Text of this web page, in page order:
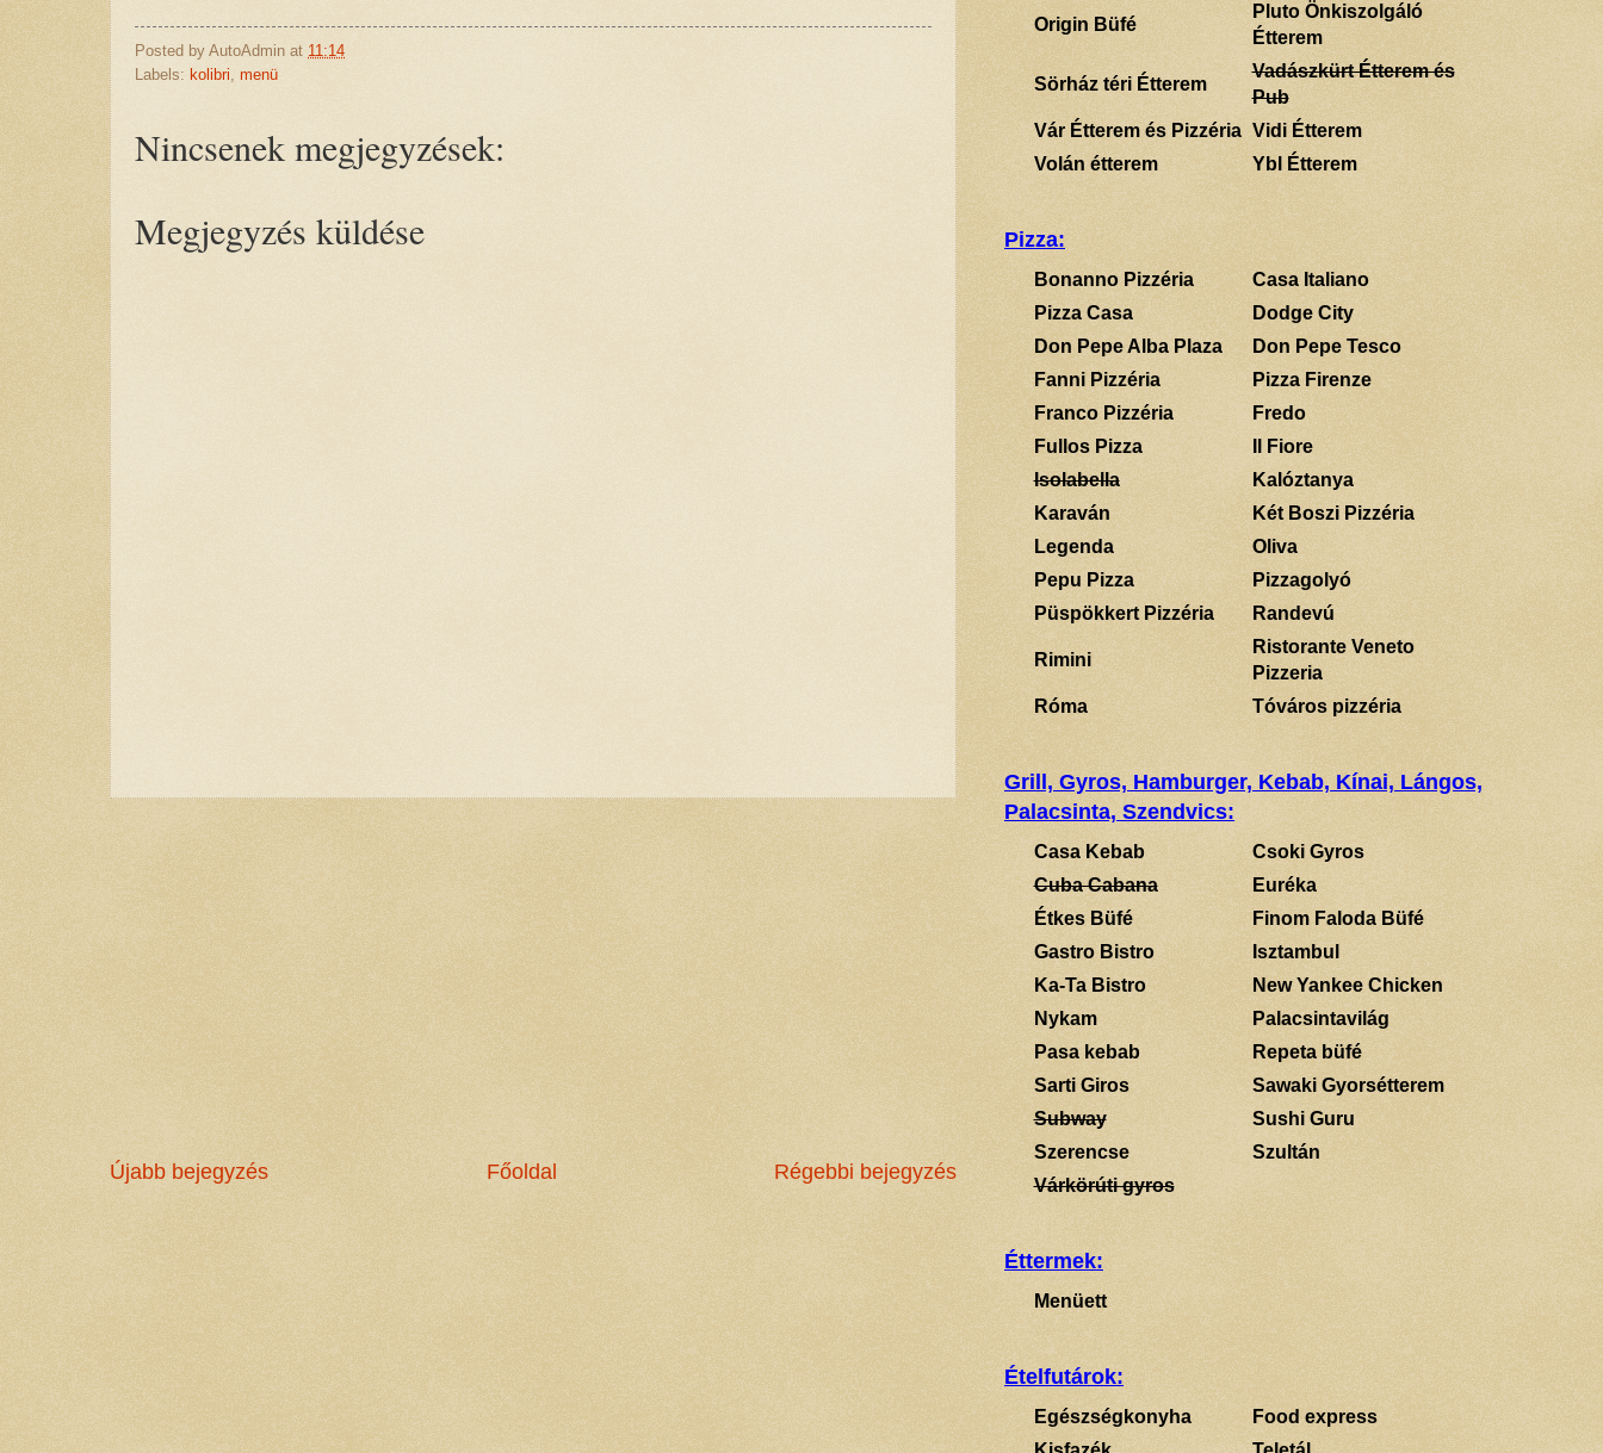
Posted by AutoAdmin at 11:14
Labels: kolibri menü
Nincsenek megjegyzések:
Megjegyzés küldése
Újabb bejegyzés Régebbi bejegyzés
Főoldal
Origin Büfé
Pluto Önkiszolgáló
Étterem
Sörház téri Étterem
Vadászkürt Étterem és
Pub
Vár Étterem és Pizzéria Vidi Étterem
Volán étterem
Ybl Étterem
Pizza:
Bonanno Pizzéria
Casa Italiano
Pizza Casa
Dodge City
Don Pepe Alba Plaza
Don Pepe Tesco
Fanni Pizzéria
Pizza Firenze
Franco Pizzéria
Fredo
Fullos Pizza
Il Fiore
Isolabella
Kalóztanya
Karaván
Két Boszi Pizzéria
Legenda
Oliva
Pepu Pizza
Pizzagolyó
Püspökkert Pizzéria
Randevú
Rimini
Ristorante Veneto
Pizzeria
Róma
Tóváros pizzéria
Grill, Gyros, Hamburger, Kebab, Kínai, Lángos,
Palacsinta, Szendvics:
Casa Kebab
Csoki Gyros
Cuba Cabana
Euréka
Étkes Büfé
Finom Faloda Büfé
Gastro Bistro
Isztambul
Ka-Ta Bistro
New Yankee Chicken
Nykam
Palacsintavilág
Pasa kebab
Repeta büfé
Sarti Giros
Sawaki Gyorsétterem
Subway
Sushi Guru
Szerencse
Szultán
Várkörúti gyros
Éttermek:
Menüett
Ételfutárok:
Egészségkonyha
Food express